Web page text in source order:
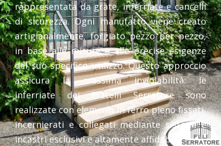
rappresentata da grate, inferriate e cancelli
di sicurezza. Ogni manufatto viene creato
artigianalmente, forgiato pezzo per pezzo,
in base alle misure e alle precise esigenze
del suo specifico utilizzo. Questo approccio
assicura la massima inviolabilità: le
inferriate dei Fratelli Serratore sono
realizzate con elementi in ferro pieno fissati,
incernierati e collegati mediante sistemi e
incastri esclusivi e altamente affidabili.